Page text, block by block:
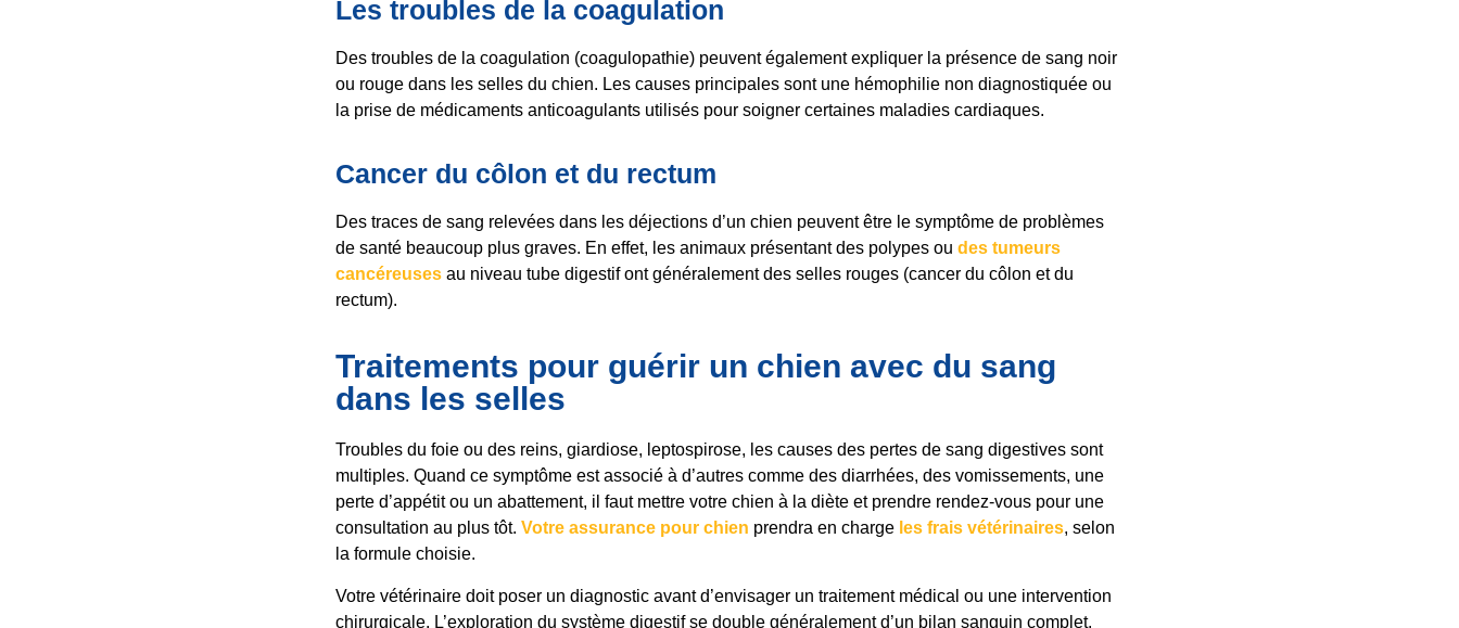
Les troubles de la coagulation
Des troubles de la coagulation (coagulopathie) peuvent également expliquer la présence de sang noir
ou rouge dans les selles du chien. Les causes principales sont une hémophilie non diagnostiquée ou
la prise de médicaments anticoagulants utilisés pour soigner certaines maladies cardiaques.
Cancer du côlon et du rectum
Des traces de sang relevées dans les déjections d’un chien peuvent être le symptôme de problèmes
de santé beaucoup plus graves. En effet, les animaux présentant des polypes ou des tumeurs
cancéreusesau niveau tube digestif ont généralement des selles rouges (cancer du côlon et du
rectum).
Traitements pour guérir un chien avec du sang
dans les selles
Troubles du foie ou des reins, giardiose, leptospirose, les causes des pertes de sang digestives sont
multiples. Quand ce symptôme est associé à d’autres comme des diarrhées, des vomissements, une
perte d’appétit ou un abattement, il faut mettre votre chien à la diète et prendre rendez-vous pour une
consultation au plus tôt. Votre assurance pour chien prendra en charge les frais vétérinaires, selon
la formule choisie.
Votre vétérinaire doit poser un diagnostic avant d’envisager un traitement médical ou une intervention
chirurgicale. L’exploration du système digestif se double généralement d’un bilan sanguin complet.